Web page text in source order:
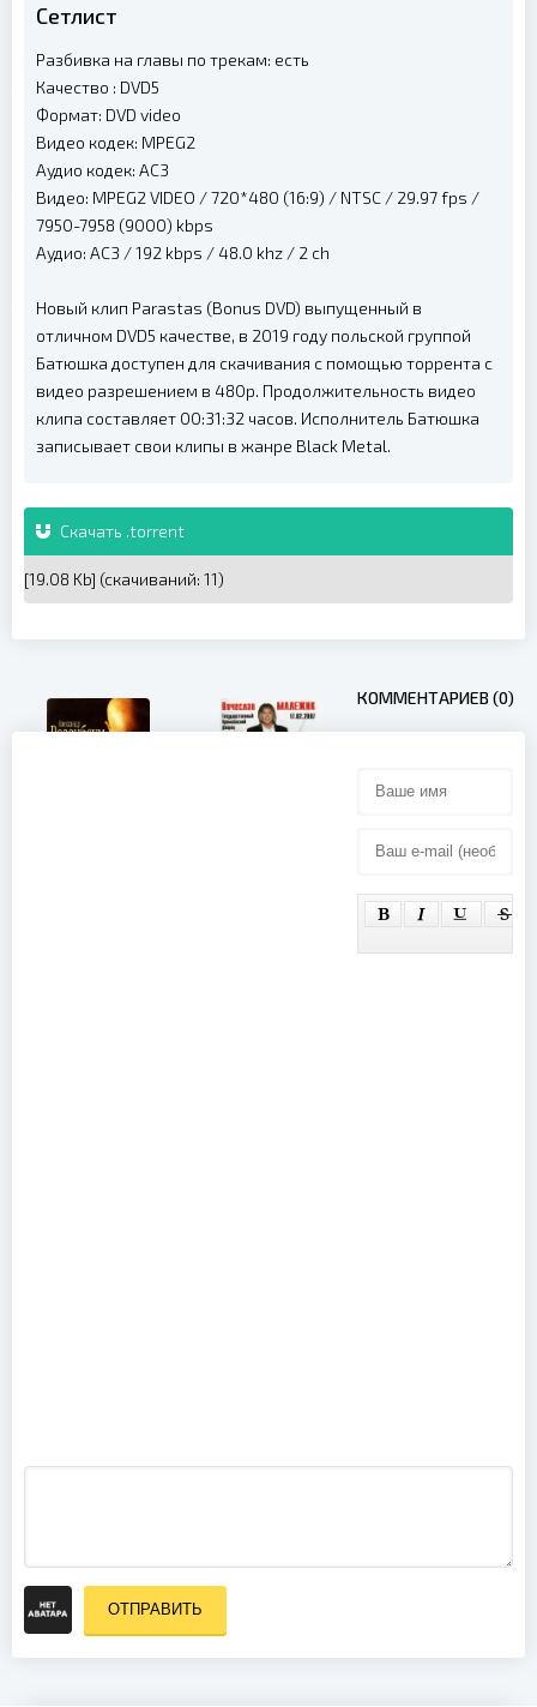
Сетлист
Разбивка на главы по трекам: есть
Качество : DVD5
Формат: DVD video
Видео кодек: MPEG2
Аудио кодек: AC3
Видео: MPEG2 VIDEO / 720*480 (16:9) / NTSC / 29.97 fps /
7950-7958 (9000) kbps
Аудио: AC3 / 192 kbps / 48.0 khz / 2 ch
Новый клип Parastas (Bonus DVD) выпущенный в
отличном DVD5 качестве, в 2019 году польской группой
Батюшка доступен для скачивания с помощью торрента с
видео разрешением в 480p. Продолжительность видео
клипа составляет 00:31:32 часов. Исполнитель Батюшка
записывает свои клипы в жанре Black Metal.
Скачать .torrent
[19.08 Kb] (cкачиваний: 11)
КОММЕНТАРИЕВ (0)
ОТПРАВИТЬ